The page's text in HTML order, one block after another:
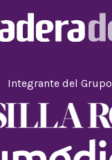
Integrante del Grupo